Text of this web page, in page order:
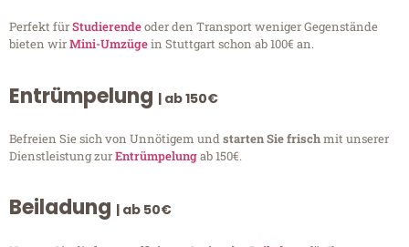
Perfekt fürStudierendeoder den Transport weniger Gegenstände
bieten wirMini-Umzügein Stuttgart schon ab 100€ an.
Entrümpelung | ab 150€
Befreien Sie sich von Unnötigem undstarten Sie frischmit unserer
Dienstleistung zurEntrümpelungab 150€.
Beiladung | ab 50€